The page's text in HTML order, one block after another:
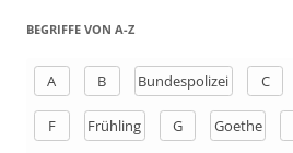
h
BEGRIFFE VON A-Z
A B Bundespolizei C
F Frühling G Goethe